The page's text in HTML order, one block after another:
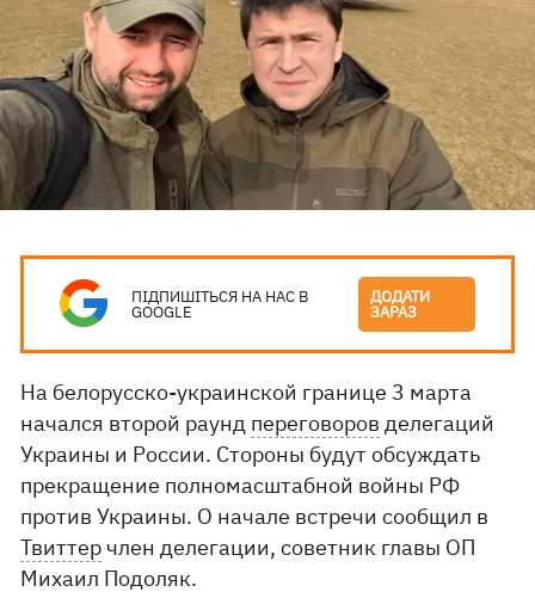
ПІДПИШІТЬСЯ НА НАС В
GOOGLE
ДОДАТИ
ЗАРАЗ
На белорусско-украинской границе 3 марта
начался второй раунд переговоров делегаций
Украины и России. Стороны будут обсуждать
прекращение полномасштабной войны РФ
против Украины. О начале встречи сообщил в
Твиттер член делегации, советник главы ОП
Михаил Подоляк.